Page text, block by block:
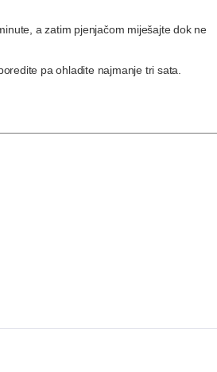
a zatim pjenjačom miješajte dok ne
pa ohladite najmanje tri sata.